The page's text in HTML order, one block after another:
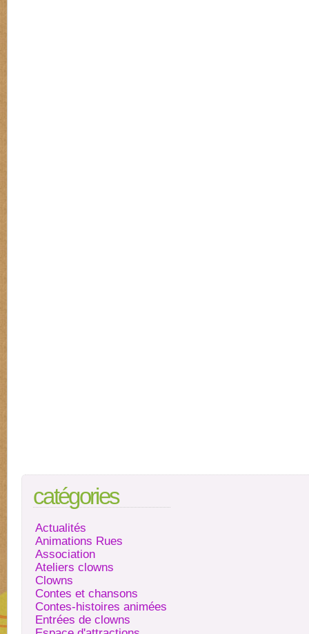
catégories
Actualités
Animations Rues
Association
Ateliers clowns
Clowns
Contes et chansons
Contes-histoires animées
Entrées de clowns